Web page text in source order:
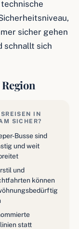
sicher gehen
schnallt sich
IN
SICHER?
Busse sind
und weit
und
können
statt